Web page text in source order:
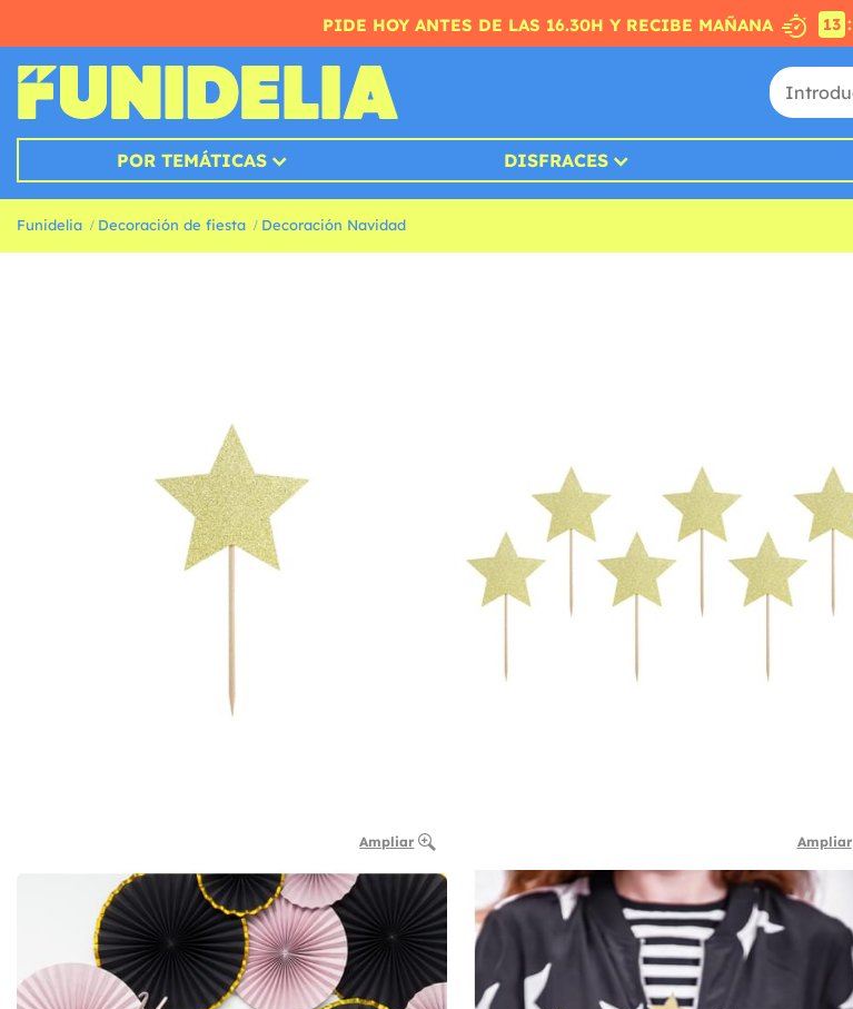
PIDE HOY ANTES DE LAS 16.30H Y RECIBE MAÑANA 13 :
POR TEMÁTICAS DISFRACES
Funidelia Decoración de fiesta Decoración Navidad
Ampliar Ampliar